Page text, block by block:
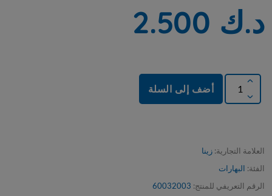
د.ك 2.500
أضف إلى السلة
العلامة التجارية: زينا
الفئة: البهارات
الرقم التعريفي للمنتج: 60032003